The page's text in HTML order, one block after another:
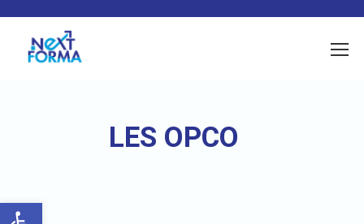
Ouvrir la barre d’outils
LES OPCO